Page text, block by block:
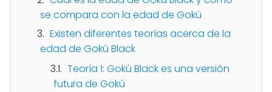
se compara con la edad de Gokú
Existen diferentes teorías acerca de la
edad de Gokú Black
Teoría 1: Gokú Black es una versión
futura de Gokú